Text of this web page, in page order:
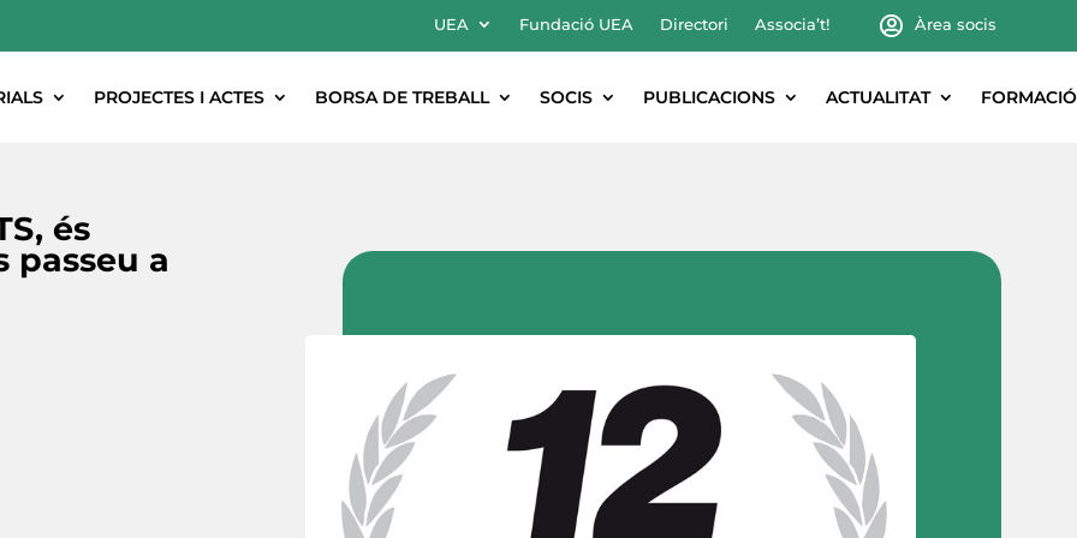
UEA Fundació UEA Directori Associa’t! Àrea socis
PROJECTES I ACTES BORSA DE TREBALL SOCIS PUBLICACIONS ACTUALITAT FORMACIÓ
és
passeu a